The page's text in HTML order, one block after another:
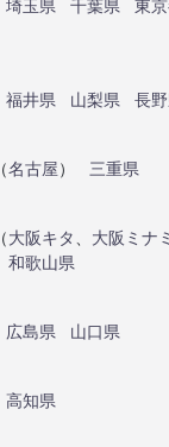
埼玉県 千葉県
東
福井県 山梨県
長
（名古屋）
三重県
（大阪キタ 大阪ミナミ
和歌山県
広島県
山口県
高知県